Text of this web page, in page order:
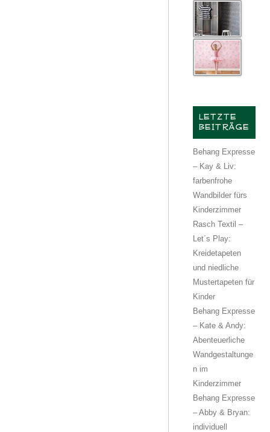
LETZTE
BEITRÄGE
Behang Expresse
– Kay & Liv:
farbenfrohe
Wandbilder fürs
Kinderzimmer
Rasch Textil –
Let´s Play:
Kreidetapeten
und niedliche
Mustertapeten für
Kinder
Behang Expresse
– Kate & Andy:
Abenteuerliche
Wandgestaltunge
n im
Kinderzimmer
Behang Expresse
– Abby & Bryan:
individuell